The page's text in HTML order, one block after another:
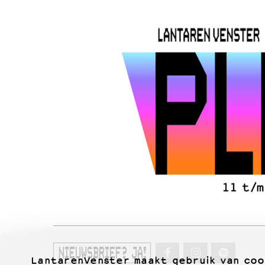
LantarenVenster maakt gebruik van
NIEUWSBRIEF? JA!